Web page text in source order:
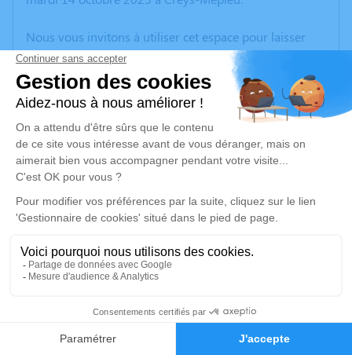
Faire-part Hommages
Nous vous invitons à utiliser cet espace pour laisser
vos condoléances, partager des photos souvenirs, une
anecdote ou exprimer vos pensées à travers des
poèmes ou des textes. Cet endroit est un lieu
d'expression dédié à honorer la mémoire de Rémi
BOURJAL.
Un service de plantation d’arbre hommage est
disponible ici.
Je rends hommage
Cérémonie
Crématorium de CHAMBERY 86, square Louis
Sève 73000 CHAMBERY